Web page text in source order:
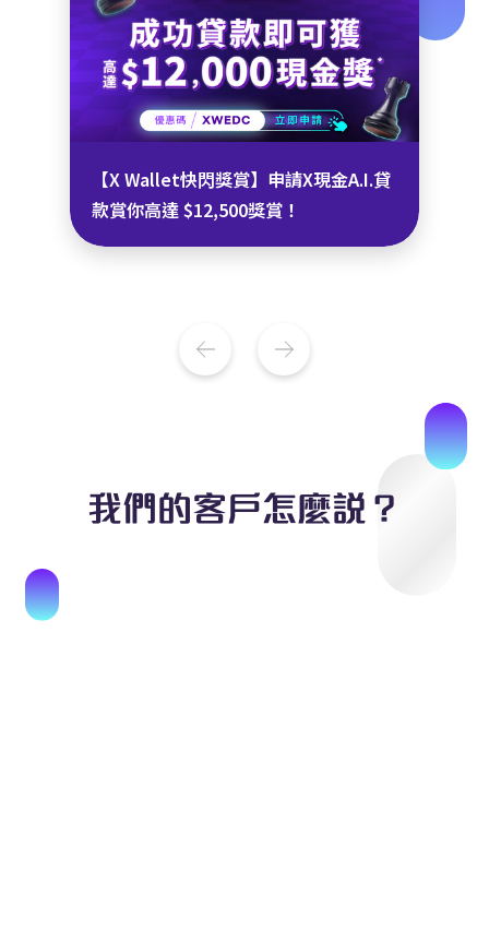
【X Wallet快閃獎賞】申請X現金A.I.貸
款賞你高達 $12,500獎賞！
我們的客戶怎麼說？